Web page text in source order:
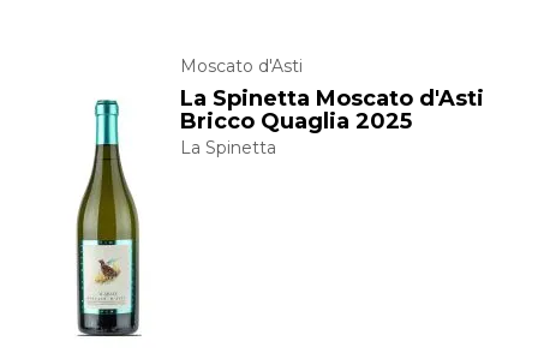
Moscato d'Asti
La Spinetta Moscato d'Asti
Bricco Quaglia 2025
La Spinetta